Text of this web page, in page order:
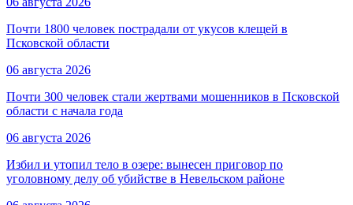
Почти 1800 человек пострадали от укусов клещей в
Псковской области
06 августа 2026
Почти 300 человек стали жертвами мошенников в Псковской
области с начала года
06 августа 2026
Избил и утопил тело в озере: вынесен приговор по
уголовному делу об убийстве в Невельском районе